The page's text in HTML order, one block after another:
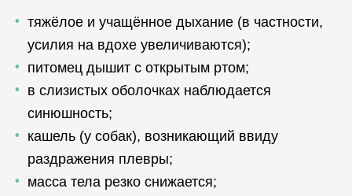
тяжёлое и учащённое дыхание (в частности,
усилия на вдохе увеличиваются);
питомец дышит с открытым ртом;
в слизистых оболочках наблюдается
синюшность;
кашель (у собак), возникающий ввиду
раздражения плевры;
масса тела резко снижается;